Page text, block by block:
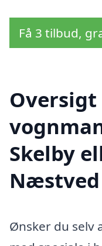
Få 3 tilbud,
Oversigt
Skelby
Ønsker du selv